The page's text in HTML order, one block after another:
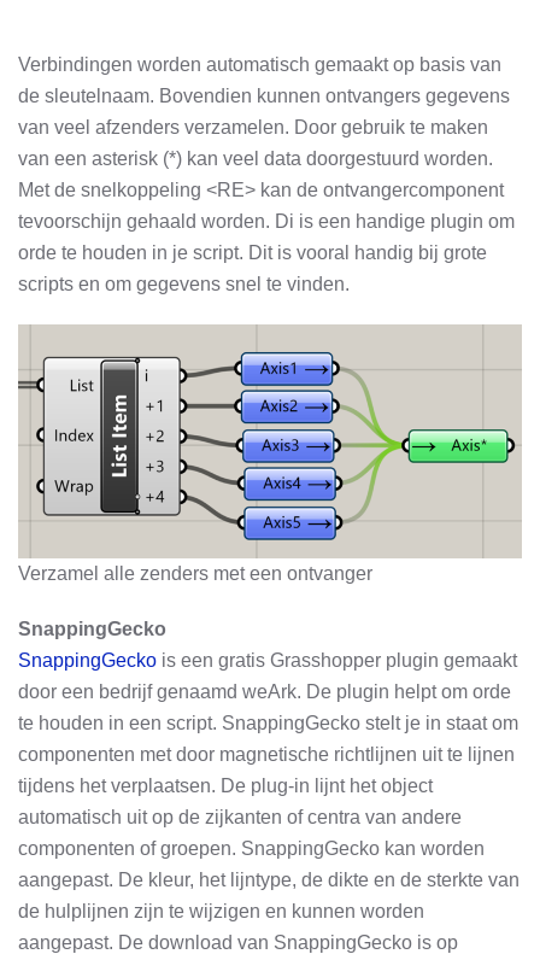
Verbindingen worden automatisch gemaakt op basis van
de sleutelnaam. Bovendien kunnen ontvangers gegevens
van veel afzenders verzamelen. Door gebruik te maken
van een asterisk (*) kan veel data doorgestuurd worden.
Met de snelkoppeling <RE> kan de ontvangercomponent
tevoorschijn gehaald worden. Di is een handige plugin om
orde te houden in je script. Dit is vooral handig bij grote
scripts en om gegevens snel te vinden.
Verzamel alle zenders met een ontvanger
SnappingGecko
SnappingGecko is een gratis Grasshopper plugin gemaakt
door een bedrijf genaamd weArk. De plugin helpt om orde
te houden in een script. SnappingGecko stelt je in staat om
componenten met door magnetische richtlijnen uit te lijnen
tijdens het verplaatsen. De plug-in lijnt het object
automatisch uit op de zijkanten of centra van andere
componenten of groepen. SnappingGecko kan worden
aangepast. De kleur, het lijntype, de dikte en de sterkte van
de hulplijnen zijn te wijzigen en kunnen worden
aangepast. De download van SnappingGecko is op